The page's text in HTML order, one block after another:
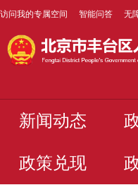
访问我的专属空间 智能问答 无
新闻动态
政策兑现